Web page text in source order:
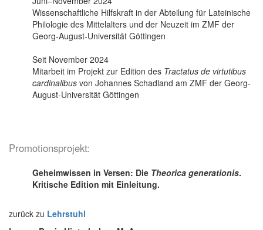
Wissenschaftliche Hilfskraft in der Abteilung für Lateinische
Philologie des Mittelalters und der Neuzeit im ZMF der
Georg-August-Universität Göttingen
Seit November 2024
Mitarbeit im Projekt zur Edition des Tractatus de virtutibus
cardinalibus von Johannes Schadland am ZMF der Georg-
August-Universität Göttingen
Promotionsprojekt:
Geheimwissen in Versen: Die Theorica generationis.
Kritische Edition mit Einleitung.
zurück zu Lehrstuhl